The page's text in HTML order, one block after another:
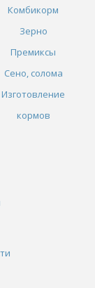
Комбикорм
Зерно
Премиксы
Сено, солома
Изготовление
кормов